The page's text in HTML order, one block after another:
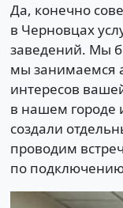
Да, конечно
в Черновцах
заведений. Мы
мы занимаемся
интересов
в нашем городе
создали
проводим
по